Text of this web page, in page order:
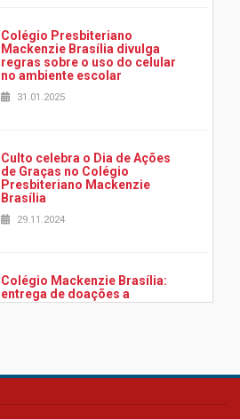
Colégio Presbiteriano
Mackenzie Brasília divulga
regras sobre o uso do celular
no ambiente escolar
31.01.2025
Culto celebra o Dia de Ações
de Graças no Colégio
Presbiteriano Mackenzie
Brasília
29.11.2024
Colégio Mackenzie Brasília:
entrega de doações a
associação Viver da Cidade
Colégio Presbiteriano